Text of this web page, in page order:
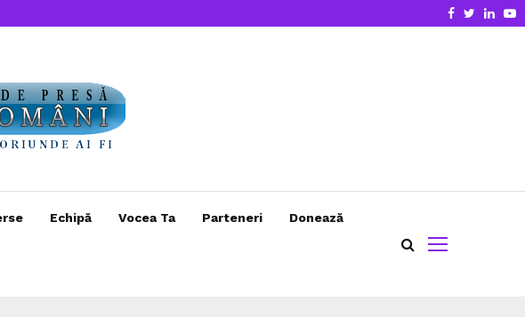
Facebook
Twitter
Echipă Vocea Ta Parteneri Donează